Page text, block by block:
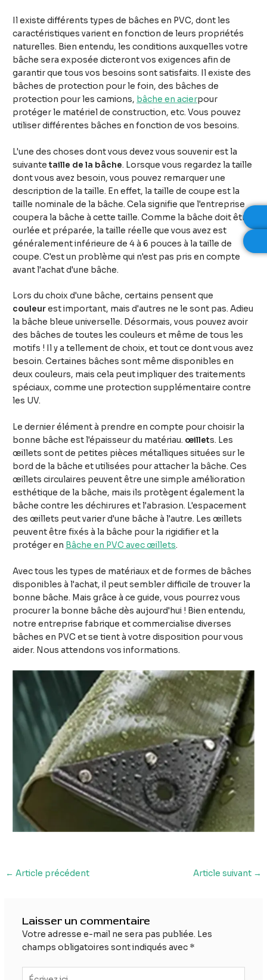
Il existe différents types de bâches en PVC, dont les
caractéristiques varient en fonction de leurs propriétés
naturelles. Bien entendu, les conditions auxquelles votre
bâche sera exposée dicteront vos exigences afin de
garantir que tous vos besoins sont satisfaits. Il existe des
bâches de protection pour le foin, des bâches de
protection pour les camions, bâche en acierpour
protéger le matériel de construction, etc. Vous pouvez
utiliser différentes bâches en fonction de vos besoins.
L'une des choses dont vous devez vous souvenir est la
suivantetaille de la bâche. Lorsque vous regardez la taille
dont vous avez besoin, vous pouvez remarquer une
description de la taille. En effet, la taille de coupe est la
taille nominale de la bâche. Cela signifie que l'entreprise
coupera la bâche à cette taille. Comme la bâche doit être
ourlée et préparée, la taille réelle que vous avez est
généralement inférieure de 4 à 6 pouces à la taille de
coupe. C'est un problème qui n'est pas pris en compte
avant l'achat d'une bâche.
Lors du choix d'une bâche, certains pensent que
couleurest important, mais d'autres ne le sont pas. Adieu
la bâche bleue universelle. Désormais, vous pouvez avoir
des bâches de toutes les couleurs et même de tous les
motifs ! Il y a tellement de choix, et tout ce dont vous avez
besoin. Certaines bâches sont même disponibles en
deux couleurs, mais cela peut impliquer des traitements
spéciaux, comme une protection supplémentaire contre
les UV.
Le dernier élément à prendre en compte pour choisir la
bonne bâche est l'épaisseur du matériau. œillets. Les
œillets sont de petites pièces métalliques situées sur le
bord de la bâche et utilisées pour attacher la bâche. Ces
œillets circulaires peuvent être une simple amélioration
esthétique de la bâche, mais ils protègent également la
bâche contre les déchirures et l'abrasion. L'espacement
des œillets peut varier d'une bâche à l'autre. Les œillets
peuvent être fixés à la bâche pour la rigidifier et la
protéger en Bâche en PVC avec œillets.
Avec tous les types de matériaux et de formes de bâches
disponibles à l'achat, il peut sembler difficile de trouver la
bonne bâche. Mais grâce à ce guide, vous pourrez vous
procurer la bonne bâche dès aujourd'hui ! Bien entendu,
notre entreprise fabrique et commercialise diverses
bâches en PVC et se tient à votre disposition pour vous
aider. Nous attendons vos informations.
Navigation
← Article précédent Article suivant →
Laisser un commentaire
Votre adresse e-mail ne sera pas publiée. Les
champs obligatoires sont indiqués avec *
Écrivez